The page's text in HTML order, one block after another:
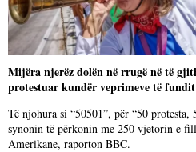
Mijëra njerëz dolën në rrugë në të
protestuar kundër veprimeve të
Të njohura si “50501”, për “50
synonin të përkonin me 250 vjetorin e
Amerikane, raporton BBC.